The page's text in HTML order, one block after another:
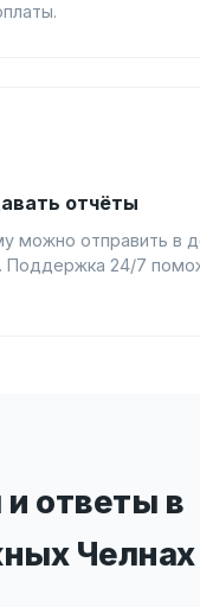
отчёты
можно отправить в
Поддержка 24/7
ответы в
Челнах